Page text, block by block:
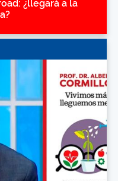
¿llegará a la